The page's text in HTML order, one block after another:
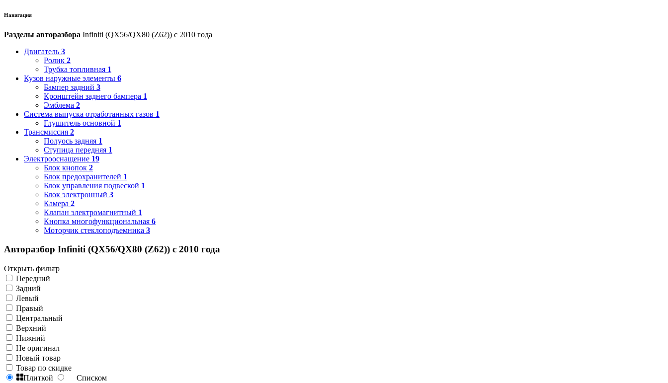
Навигация
Разделы авторазбора Infiniti (QX56/QX80 (Z62)) с 2010 года
Двигатель 3
Ролик 2
Трубка топливная 1
Кузов наружные элементы 6
Бампер задний 3
Кронштейн заднего бампера 1
Эмблема 2
Система выпуска отработанных газов 1
Глушитель основной 1
Трансмиссия 2
Полуось задняя 1
Ступица передняя 1
Электрооснащение 19
Блок кнопок 2
Блок предохранителей 1
Блок управления подвеской 1
Блок электронный 3
Камера 2
Клапан электромагнитный 1
Кнопка многофункциональная 6
Моторчик стеклоподъемника 3
Авторазбор Infiniti (QX56/QX80 (Z62)) с 2010 года
Открыть фильтр
Передний
Задний
Левый
Правый
Центральный
Верхний
Нижний
Не оригинал
Новый товар
Товар по скидке
Плиткой
Списком